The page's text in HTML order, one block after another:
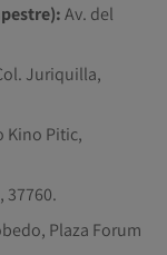
Av. del
Juriquilla,
Kino Pitic,
37760.
Plaza Forum